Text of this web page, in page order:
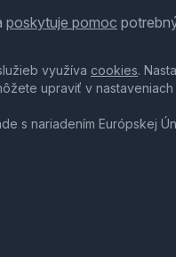
poskytuje pomoc
využíva cookies.
upraviť v nastaveniach
s nariadením Európskej